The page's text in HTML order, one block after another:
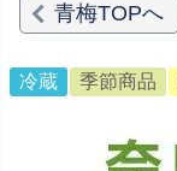
青梅TOPへ
冷蔵 季節商品